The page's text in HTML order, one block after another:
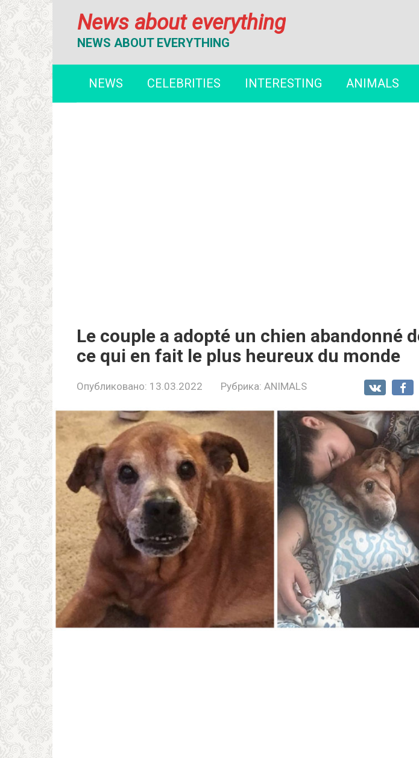
News about everything
NEWS ABOUT EVERYTHING
NEWS CELEBRITIES INTERESTING ANIMALS
Le couple a adopté un chien abandonné
ce qui en fait le plus heureux du monde
Опубликовано: 13.03.2022 Рубрика: ANIMALS